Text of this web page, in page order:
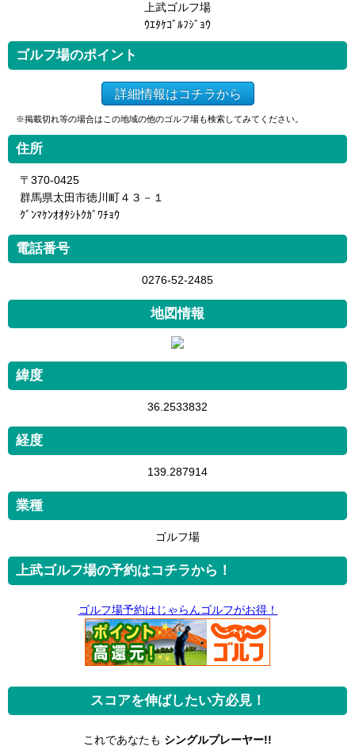
上武ゴルフ場
ｳｴﾀｹｺﾞﾙﾌｼﾞｮｳ
ゴルフ場のポイント
詳細情報はコチラから
※掲載切れ等の場合はこの地域の他のゴルフ場も検索してみてください。
住所
〒370-0425
群馬県太田市徳川町４３－１
ｸﾞﾝﾏｹﾝｵｵﾀｼﾄｸｶﾞﾜﾁｮｳ
電話番号
0276-52-2485
地図情報
緯度
36.2533832
経度
139.287914
業種
ゴルフ場
上武ゴルフ場の予約はコチラから！
ゴルフ場予約はじゃらんゴルフがお得！
スコアを伸ばしたい方必見！
これであなたも シングルプレーヤー!!